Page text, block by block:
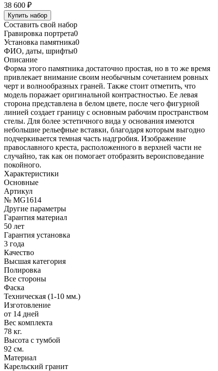
38 600 ₽
Купить набор
Составить свой набор
Гравировка портрета0
Установка памятника0
ФИО, даты, шрифты0
Описание
Форма этого памятника достаточно простая, но в то же время
привлекает внимание своим необычным сочетанием ровных
черт и волнообразных граней. Также стоит отметить, что
модель поражает оригинальной контрастностью. Ее левая
сторона представлена в белом цвете, после чего фигурной
линией создает границу с основным рабочим пространством
стелы. Для более эстетичного вида у основания имеются
небольшие рельефные вставки, благодаря которым выгодно
подчеркивается темная часть надгробия. Изображение
православного креста, расположенного в верхней части не
случайно, так как он помогает отобразить вероисповедание
покойного.
Характеристики
Основные
Артикул
№ MG1614
Другие параметры
Гарантия материал
50 лет
Гарантия установка
3 года
Качество
Высшая категория
Полировка
Все стороны
Фаска
Техническая (1-10 мм.)
Изготовление
от 14 дней
Вес комплекта
78 кг.
Высота с тумбой
92 см.
Материал
Карельский гранит